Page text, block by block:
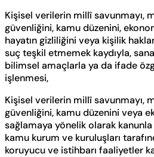
Kişisel verilerin millî savunmayı,
güvenliğini, kamu düzenini,
hayatın gizliliğini veya kişilik
suç teşkil etmemek kaydıyla,
bilimsel amaçlarla ya da ifade
işlenmesi,
Kişisel verilerin millî savunmayı,
güvenliğini, kamu düzenini veya
sağlamaya yönelik olarak
kamu kurum ve kuruluşları
koruyucu ve istihbarı faaliyetler